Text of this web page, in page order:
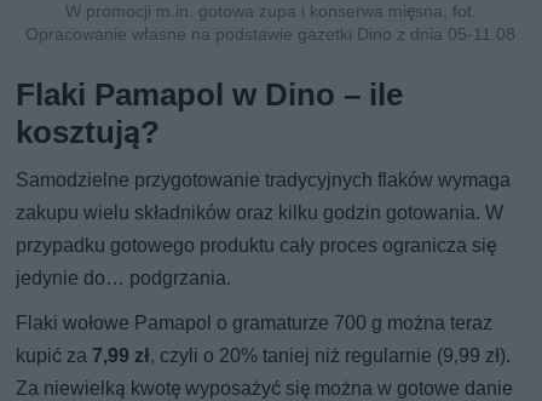
W promocji m.in. gotowa zupa i konserwa mięsna, fot.
Opracowanie własne na podstawie gazetki Dino z dnia 05-11.08
Flaki Pamapol w Dino – ile
kosztują?
Samodzielne przygotowanie tradycyjnych flaków wymaga
zakupu wielu składników oraz kilku godzin gotowania. W
przypadku gotowego produktu cały proces ogranicza się
jedynie do… podgrzania.
Flaki wołowe Pamapol o gramaturze 700 g można teraz
kupić za 7,99 zł, czyli o 20% taniej niż regularnie (9,99 zł).
Za niewielką kwotę wyposażyć się można w gotowe danie